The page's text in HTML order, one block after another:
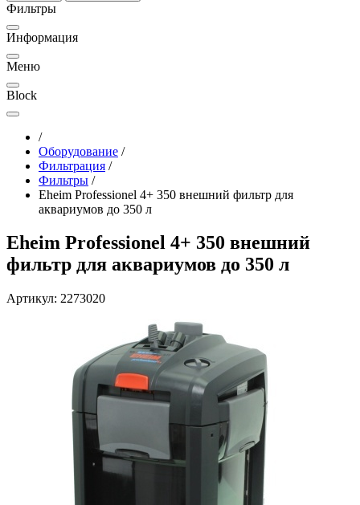
Фильтры
Информация
Меню
Block
/
Оборудование /
Фильтрация /
Фильтры /
Eheim Professionel 4+ 350 внешний фильтр для
аквариумов до 350 л
Eheim Professionel 4+ 350 внешний
фильтр для аквариумов до 350 л
Артикул: 2273020